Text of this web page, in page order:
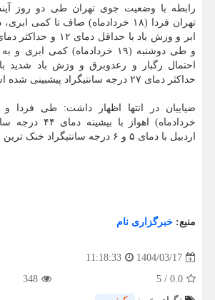
رابطه با وضعیت جوی تهران طی دو روز
تهران فردا (۱۸ خردادماه) صاف تا کمی
و طی دوشنبه (۱۹ خردادماه) کمی
حداکثر دمای ۲۷ درجه سانتیگراد پیشبینی شده است.
خردادماه) اهواز
اردبیل با دمای ۵ و ۶ درجه سانتیگراد خنک ترین مرکز استان است.
منبع: خبرگزاری نام
1404/03/17
11:18:33
0.0
/
5
348